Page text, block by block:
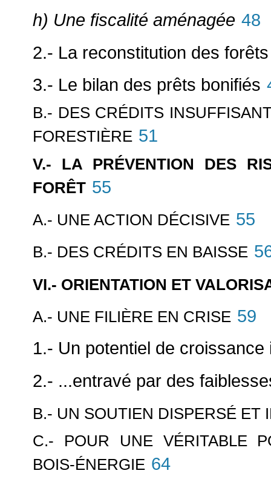
h) Une fiscalité aménagée 48
2.- La reconstitution des
3.- Le bilan des prêts bonifiés
B.- DES CRÉDITS
FORESTIÈRE 51
V.- LA PRÉVENTION DES
FORÊT 55
A.- UNE ACTION DÉCISIVE 55
B.- DES CRÉDITS EN BAISSE
VI.- ORIENTATION ET
A.- UNE FILIÈRE EN CRISE 59
1.- Un potentiel de croissance
2.- ...entravé par des
B.- UN SOUTIEN DISPERSÉ ET
C.- POUR UNE VÉRITABLE
BOIS-ÉNERGIE 64